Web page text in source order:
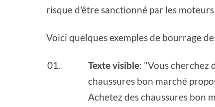
risque d'être sanctionné par les
Voici quelques exemples de bourrage
Texte visible: "Vous cherchez
chaussures bon marché
Achetez des chaussures bon